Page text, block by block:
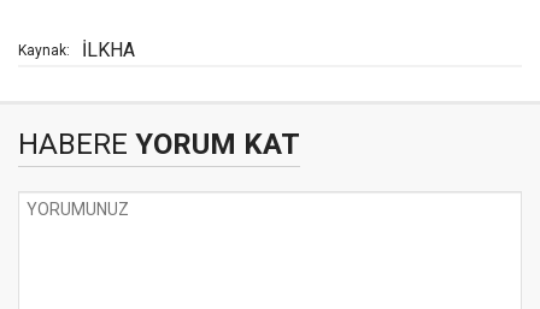
Kaynak: İLKHA
HABERE YORUM KAT